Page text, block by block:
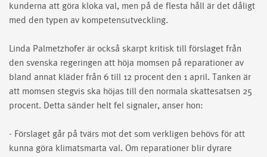
kunderna att göra kloka val, men på de flesta håll är det dåligt
med den typen av kompetensutveckling.
Linda Palmetzhofer är också skarpt kritisk till förslaget från
den svenska regeringen att höja momsen på reparationer av
bland annat kläder från 6 till 12 procent den 1 april. Tanken är
att momsen stegvis ska höjas till den normala skattesatsen 25
procent. Detta sänder helt fel signaler, anser hon:
- Förslaget går på tvärs mot det som verkligen behövs för att
kunna göra klimatsmarta val. Om reparationer blir dyrare